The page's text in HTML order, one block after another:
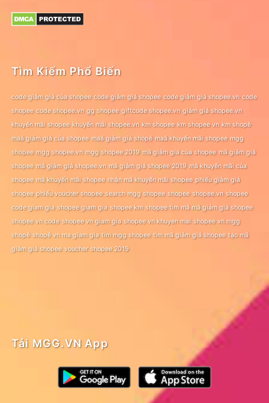
Tìm Kiếm Phổ Biến
code giảm giá của shopee code giảm giá shopee code giảm giá shopee.vn code
shopee code shopee.vn gg shopee giftcode shopee.vn giảm giá shopee.vn
khuyến mãi shopee khuyến mãi shopee.vn km shopee km shopee vn km shopê
maã giảm giá của shopee maã giảm giá shopê maã khuyến mãi shopee mgg
shopee mgg shopee.vn mgg shopee 2019 mã giảm giá của shopee mã giảm giá
shopee mã giảm giá shopee.vn mã giảm giá shopee 2019 mã khuyến mãi của
shopee mã khuyến mãi shopee nhận mã khuyến mãi shopee phiếu giảm giá
shopee phiếu voucher shopee search mgg shopee shopee shopee.vn shopee
code giam gia shopee giam gia shopee km shopee tìm mã mã giảm giá shopee
shopee vn code shopee vn giam gia shopee vn khuyen mai shopee vn mgg
shopê shopê vn ma giam gia tìm mgg shopee tìm mã giảm giá shopee tạo mã
giảm giá shopee voucher shopee 2019
Tải MGG.VN App